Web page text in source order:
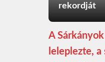
rekordját
A
leleplezte,